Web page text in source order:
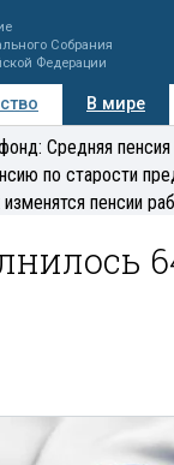
Собрания
Федерации
В мире
Регионы
Средняя
по старости
изменятся пенсии